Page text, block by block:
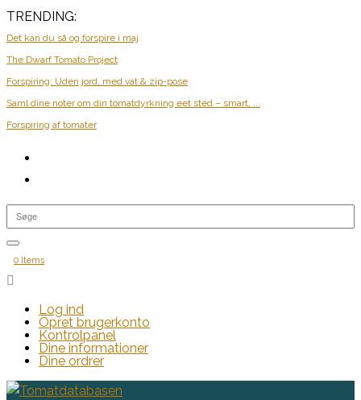
TRENDING:
Det kan du så og forspire i maj
The Dwarf Tomato Project
Forspiring: Uden jord, med vat & zip-pose
Saml dine noter om din tomatdyrkning eet sted – smart, ...
Forspiring af tomater
0 Items

Log ind
Opret brugerkonto
Kontrolpanel
Dine informationer
Dine ordrer